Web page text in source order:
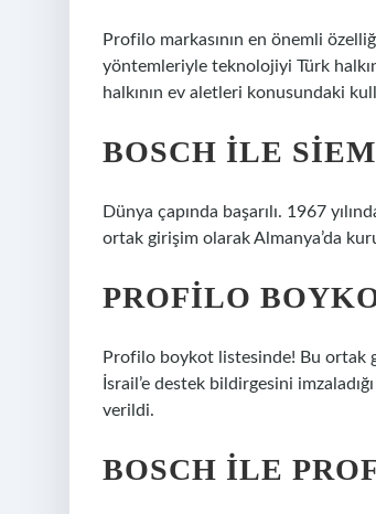
Profilo markasının en önemli
yöntemleriyle teknolojiyi Türk
halkının ev aletleri konusundaki
BOSCH ILE
Dünya çapında başarılı. 1967
ortak girişim olarak Almanya’da
PROFILO
Profilo boykot listesinde! Bu ortak
İsrail’e destek bildirgesini
verildi.
BOSCH ILE